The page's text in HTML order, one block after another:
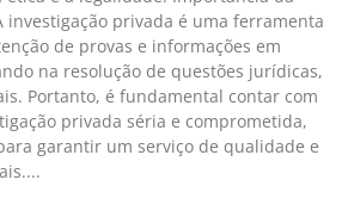
investigação privada é uma ferramenta
de provas e informações em
na resolução de questões jurídicas,
Portanto, é fundamental contar com
privada séria e comprometida,
garantir um serviço de qualidade e